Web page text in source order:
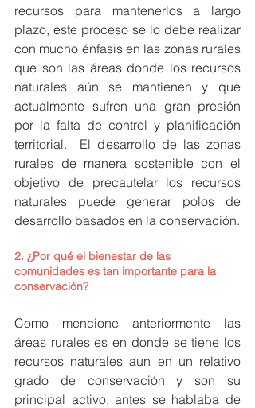
recursos para mantenerlos a largo
plazo, este proceso se lo debe realizar
con mucho énfasis en las zonas rurales
que son las áreas donde los recursos
naturales aún se mantienen y que
actualmente sufren una gran presión
por la falta de control y planificación
territorial.  El desarrollo de las zonas
rurales de manera sostenible con el
objetivo de precautelar los recursos
naturales puede generar polos de
2. ¿Por qué el bienestar de las
comunidades es tan importante para la
conservación?
Como mencione anteriormente las
áreas rurales es en donde se tiene los
recursos naturales aun en un relativo
grado de conservación y son su
principal activo, antes se hablaba de